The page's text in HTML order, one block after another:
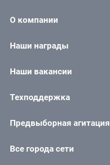
О компании
Наши награды
Наши вакансии
Техподдержка
Предвыборная агитация
Все города сети